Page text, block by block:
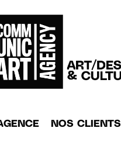
NOS CLIENTS